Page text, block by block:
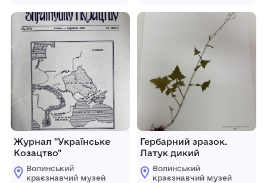
Журнал "Українське
Козацтво"
Волинський
краєзнавчий музей
Гербарний зразок.
Латук дикий
Волинський
краєзнавчий музей